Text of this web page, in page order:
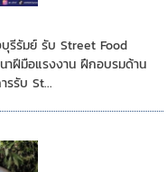
รีรัมย์ รับ Street Food
าฝีมือแรงงาน ฝึกอบรมด้าน
รรับ St...